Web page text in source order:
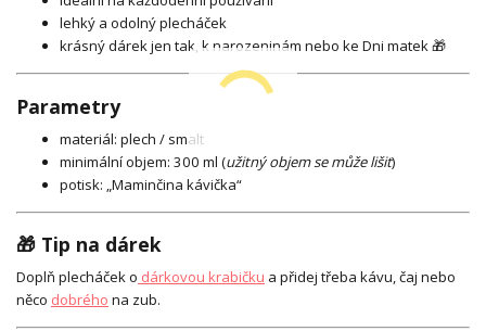
lehký a odolný plecháček
krásný dárek jen tak, k narozeninám nebo ke Dni matek 🎁
Parametry
materiál: plech / smalt
minimální objem: 300 ml (užitný objem se může lišit)
potisk: „Maminčina kávička“
🎁 Tip na dárek
Doplň plecháček o dárkovou krabičku a přidej třeba kávu, čaj nebo
něco dobrého na zub.